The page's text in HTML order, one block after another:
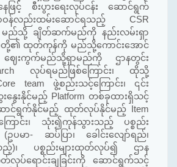
ေဖြင့် စီးပွားရေးလုပ်ငန်း ဆောင်ရွက်
န်လည်းထမ်းဆောင်ရသည့် CSR
မည်သို့ ချိတ်ဆက်မည်ကို နည်းလမ်းရှာ
မိတို့၏ ထုတ်ကုန်ကို မည်သို့ကောင်းအောင်
ေးကွက်မည်သို့ရှာမည်ကို ဌာနတွင်း
လုပ်ရမည်ဖြစ်ကြောင်း၊ ထိုသို့
team ဖွဲ့စည်းသင့်ကြောင်း၊ ၎င်း
နွေးနိုင်မည့် Platform တစ်ခုထားရှိသင့်
ောင်ရွက်နိုင်မည့် ထုတ်လုပ်နိုင်မည့်
Item
ြောင်း၊ သုံး၍ကုန်သွားသည့် ပစ္စည်း
(ဥပမာ- ဆပ်ပြာ၊ ခေါင်းလျော်ရည်၊
)၊ ပစ္စည်းများထုတ်လုပ်၍ ဌာန
လုပ်ရောင်းချခြင်းကို ဆောင်ရွက်သင့်